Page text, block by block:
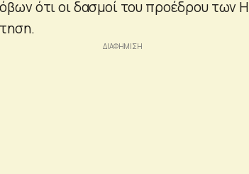
ότι οι δασμοί του προέδρου των